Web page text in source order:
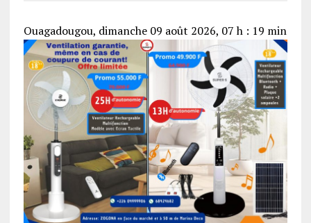
Ouagadougou, dimanche 09 août 2026, 07 h : 19 min